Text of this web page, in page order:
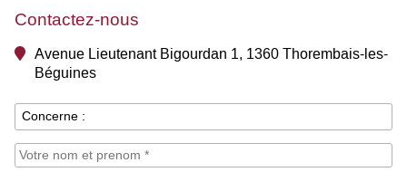
Contactez-nous
Avenue Lieutenant Bigourdan 1, 1360 Thorembais-les-
Béguines